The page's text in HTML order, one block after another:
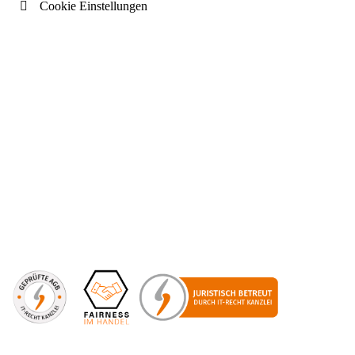
Cookie Einstellungen